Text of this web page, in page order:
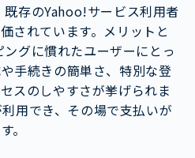
存のYahoo!サービス利用者
されています。メリットと
グに慣れたユーザーにとっ
手続きの簡単さ、特別な登
スのしやすさが挙げられま
用でき、その場で支払いが
。